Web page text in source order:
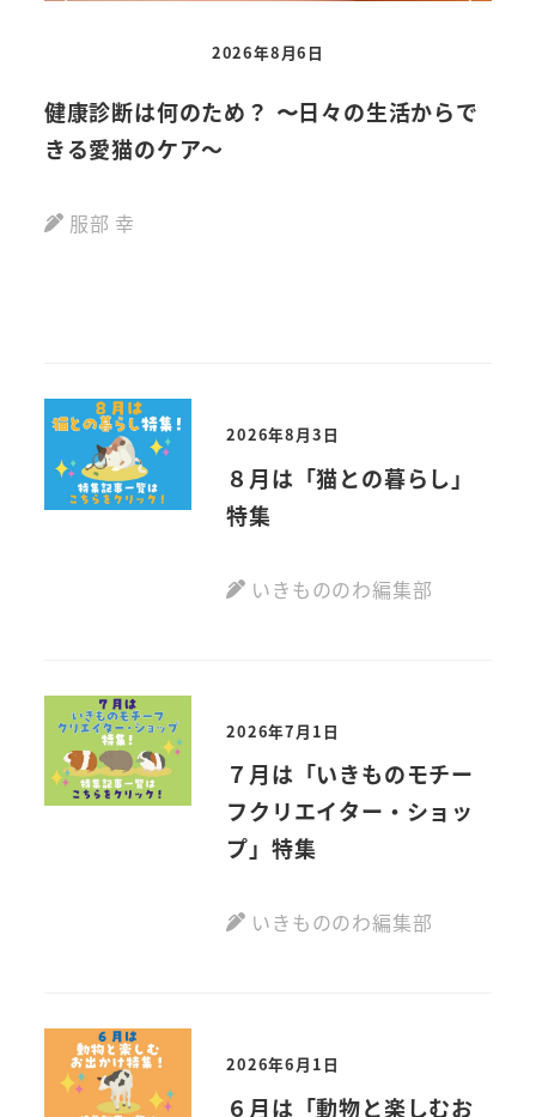
2026年8月6日
健康診断は何のため？ 〜日々の生活からで
きる愛猫のケア～
服部 幸
2026年8月3日
８月は「猫との暮らし」
特集
いきもののわ編集部
2026年7月1日
７月は「いきものモチー
フクリエイター・ショッ
プ」特集
いきもののわ編集部
2026年6月1日
６月は「動物と楽しむお